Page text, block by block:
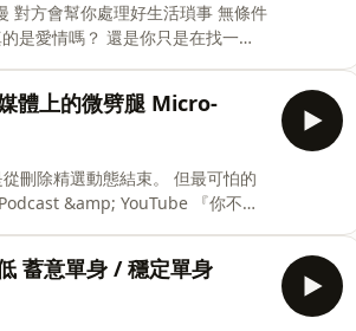
體上的微劈腿 Micro-
小祿https://www.instagram.com/lilyoung_officia
蓄意單身 / 穩定單身